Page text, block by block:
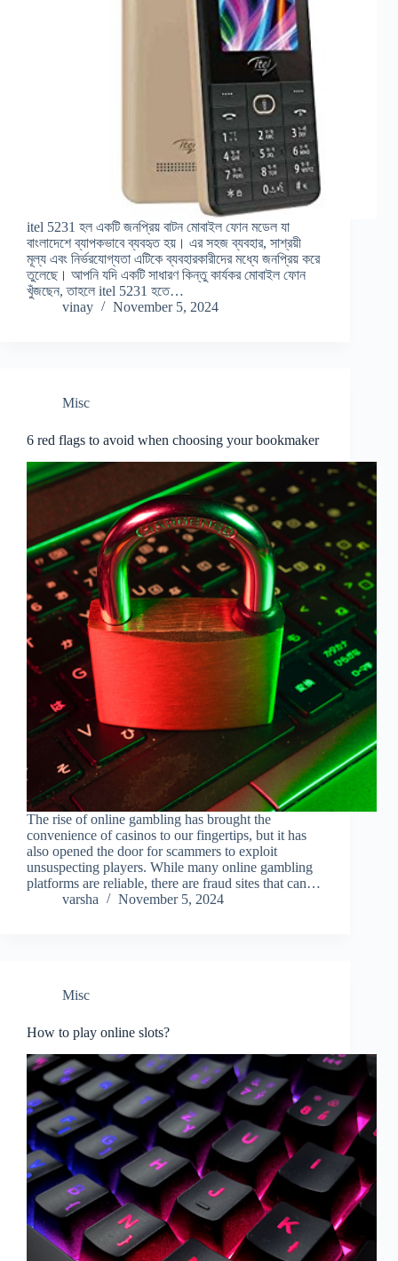
itel 5231 হল একটি জনপ্রিয় বাটন মোবাইল ফোন মডেল যা
বাংলাদেশে ব্যাপকভাবে ব্যবহৃত হয়। এর সহজ ব্যবহার, সাশ্রয়ী
মূল্য এবং নির্ভরযোগ্যতা এটিকে ব্যবহারকারীদের মধ্যে জনপ্রিয় করে
তুলেছে। আপনি যদি একটি সাধারণ কিন্তু কার্যকর মোবাইল ফোন
খুঁজছেন, তাহলে itel 5231 হতে…
vinay
November 5, 2024
Misc
6 red flags to avoid when choosing your bookmaker
The rise of online gambling has brought the
convenience of casinos to our fingertips, but it has
also opened the door for scammers to exploit
unsuspecting players. While many online gambling
platforms are reliable, there are fraud sites that can…
varsha
November 5, 2024
Misc
How to play online slots?